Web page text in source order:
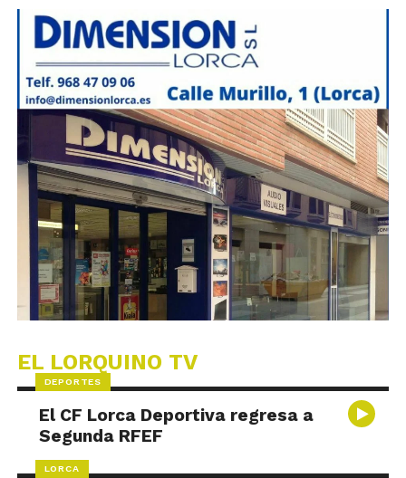
EL LORQUINO TV
DEPORTES
El CF Lorca Deportiva regresa a
Segunda RFEF
LORCA